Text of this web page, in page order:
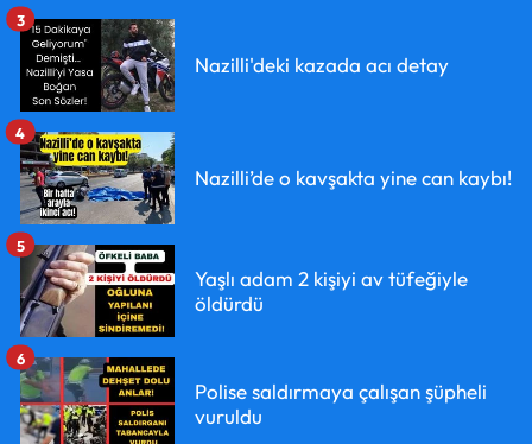
Nazilli'deki kazada acı detay
3
Nazilli’de o kavşakta yine can kaybı!
4
Yaşlı adam 2 kişiyi av tüfeğiyle
öldürdü
5
Polise saldırmaya çalışan şüpheli
vuruldu
6